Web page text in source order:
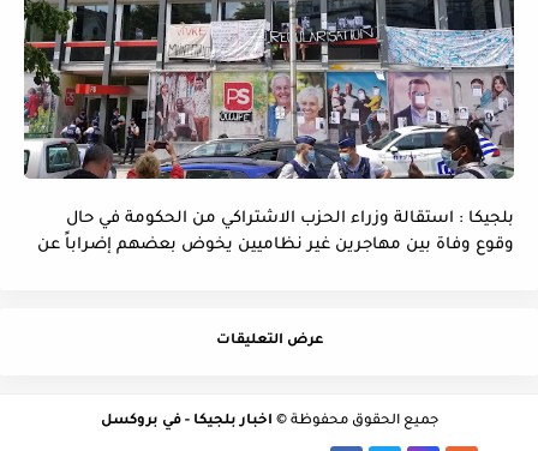
بلجيكا : استقالة وزراء الحزب الاشتراكي من الحكومة في حال
وقوع وفاة بين مهاجرين غير نظاميين يخوض بعضهم إضراباً عن
عرض التعليقات
جميع الحقوق محفوظة © اخبار بلجيكا - في بروكسل